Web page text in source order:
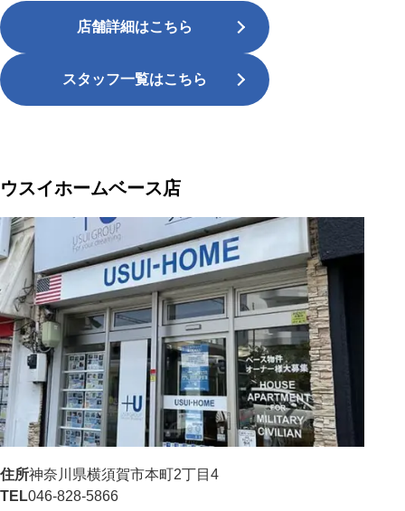
店舗詳細はこちら
スタッフ一覧はこちら
ウスイホームベース店
住所神奈川県横須賀市本町2丁目4
TEL046-828-5866